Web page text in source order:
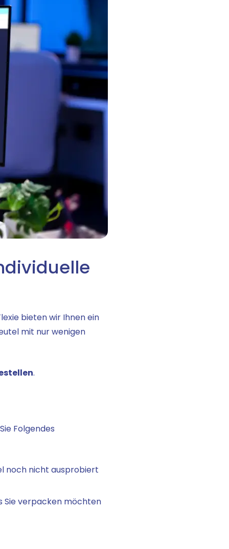
bieten wir Ihnen ein
mit nur wenigen
.
Folgendes
noch nicht ausprobiert
Sie verpacken möchten